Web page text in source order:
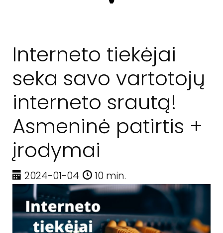
Interneto tiekėjai
seka savo vartotojų
interneto srautą!
Asmeninė patirtis +
įrodymai
2024-01-04 10 min.